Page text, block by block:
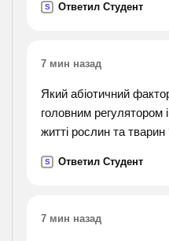
S Ответил Студент
7 мин назад
Який абіотичний
головним регулятором
житті рослин та
S Ответил Студент
7 мин назад